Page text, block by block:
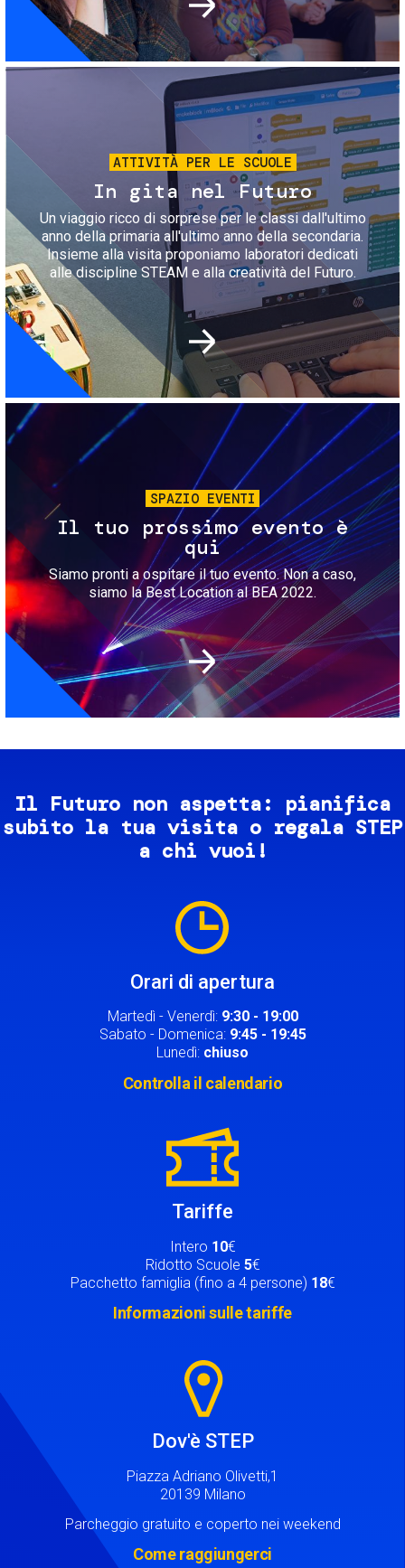
Immagine
ATTIVITÀ PER LE SCUOLE
In gita nel Futuro
Un viaggio ricco di sorprese per le classi dall'ultimo
anno della primaria all'ultimo anno della secondaria.
Insieme alla visita proponiamo laboratori dedicati
alle discipline STEAM e alla creatività del Futuro.
Immagine
SPAZIO EVENTI
Il tuo prossimo evento è
qui
Siamo pronti a ospitare il tuo evento. Non a caso,
siamo la Best Location al BEA 2022.
Il Futuro non aspetta: pianifica
subito la tua visita o regala STEP
a chi vuoi!
Orari di apertura
Martedì - Venerdì: 9:30 - 19:00
Sabato - Domenica: 9:45 - 19:45
Lunedì: chiuso
Controlla il calendario
Tariffe
Intero 10€
Ridotto Scuole 5€
Pacchetto famiglia (fino a 4 persone) 18€
Informazioni sulle tariffe
Dov'è STEP
Piazza Adriano Olivetti,1
20139 Milano
Parcheggio gratuito e coperto nei weekend
Come raggiungerci